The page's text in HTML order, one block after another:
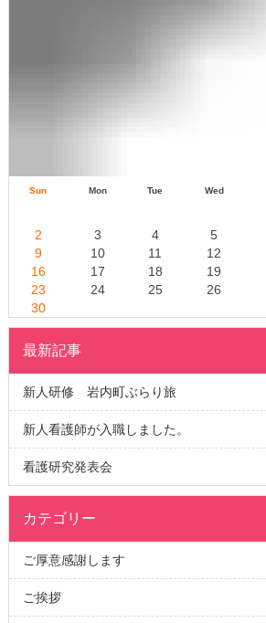
Sun Mon Tue Wed
2
3 4 5
9
10 11 12
16
17 18 19
23
24 25 26
30
最新記事
新人研修 岩内町ぶらり旅
新人看護師が入職しました。
看護研究発表会
カテゴリー
ご厚意感謝します
ご挨拶